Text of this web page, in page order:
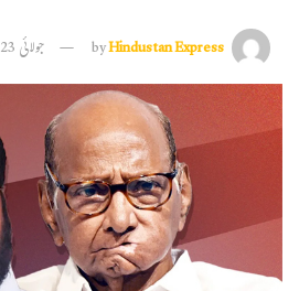
byHindustan Express جولائی 23, 2024